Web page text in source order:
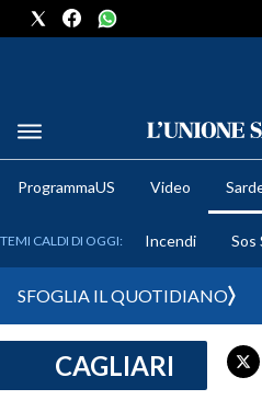
METEO
CRONACA SARDEGNA
ProgrammaUS Video
TEMI CALDI DI OGGI: Incendi Sos
SFOGLIA IL QUOTIDIANO
CAGLIARI